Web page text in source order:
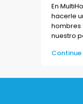
En
hacerle
hombres
nuestro